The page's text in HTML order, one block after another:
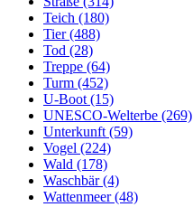
Teich (180)
Tier (488)
Tod (28)
Treppe (64)
Turm (452)
U-Boot (15)
UNESCO-Welterbe (269)
Unterkunft (59)
Vogel (224)
Wald (178)
Waschbär (4)
Wattenmeer (48)